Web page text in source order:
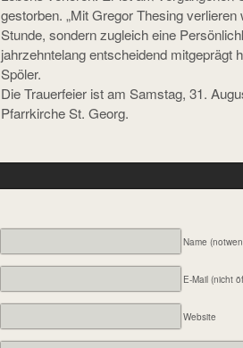
gestorben. „Mit Gregor Thesing
Stunde, sondern zugleich eine
jahrzehntelang entscheidend mitgeprägt
Spöler.
Die Trauerfeier ist am Samstag, 31.
Pfarrkirche St. Georg.
Name
E-Mail (nicht
Website